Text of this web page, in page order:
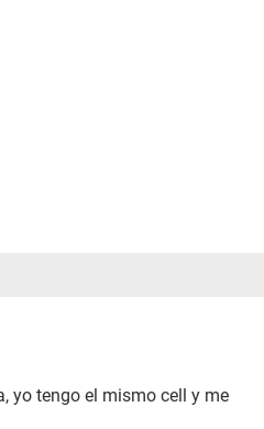
yo tengo el mismo cell y me